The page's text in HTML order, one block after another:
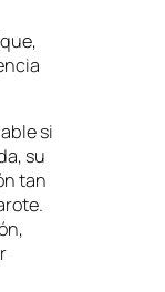
si
su
tan